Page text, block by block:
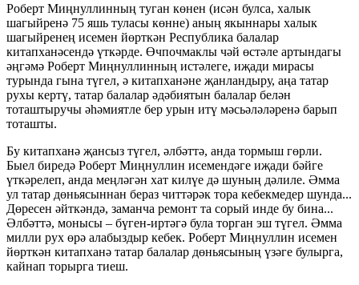
Роберт Миңнуллинның туган көнен (исән булса, халык
шагыйренә 75 яшь туласы көнне) аның якыннары халык
шагыйренең исемен йөрткән Республика балалар
китапханәсендә үткәрде. Өчпочмаклы чәй өстәле артындагы
әңгәмә Роберт Миңнуллинның истәлеге, иҗади мирасы
турында гына түгел, ә китапханәне җанландыру, аңа татар
рухы кертү, татар балалар әдәбиятын балалар белән
тоташтыручы әһәмиятле бер урын итү мәсьәләләренә барып
тоташты.
Бу китапханә җансыз түгел, әлбәттә, анда тормыш гөрли.
Быел биредә Роберт Миңнуллин исемендәге иҗади бәйге
үткәрелеп, анда меңләгән хат килүе дә шуның дәлиле. Әмма
ул татар дөньясыннан бераз читтәрәк тора кебекмедер шунда...
Дөресен әйткәндә, заманча ремонт та сорый инде бу бина...
Әлбәттә, монысы – бүген-иртәгә була торган эш түгел. Әмма
милли рух өрә алабыздыр кебек. Роберт Миңнуллин исемен
йөрткән китапханә татар балалар дөньясының үзәге булырга,
кайнап торырга тиеш.